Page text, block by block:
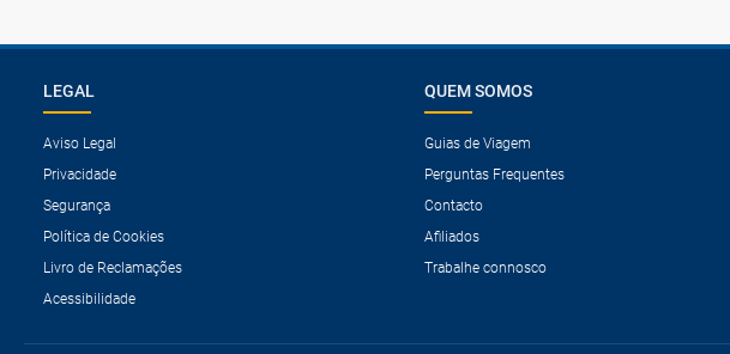
LEGAL
Aviso Legal
Privacidade
Segurança
Política de Cookies
Livro de Reclamações
Acessibilidade
QUEM SOMOS
Guias de Viagem
Perguntas Frequentes
Contacto
Afiliados
Trabalhe connosco